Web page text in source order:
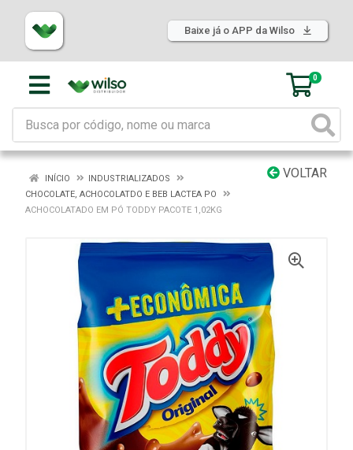
Baixe já o APP da Wilso
0
VOLTAR
INÍCIO
INDUSTRIALIZADOS
CHOCOLATE, ACHOCOLATDO E BEB LACTEA PO
ACHOCOLATADO EM PÓ TODDY PACOTE 1,02KG